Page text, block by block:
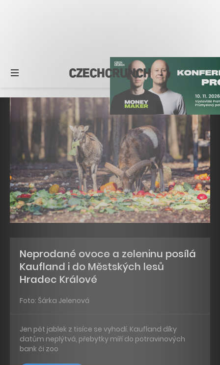
Neprodané ovoce a zeleninu posílá
Kaufland i do Městských lesů
Hradec Králové
Foto: Šárka Jelenová
Jen pět jablek z tisíce se vyhodí. Kaufland díky
datům neplýtvá, přebytky míří do potravinových
bank či zoo